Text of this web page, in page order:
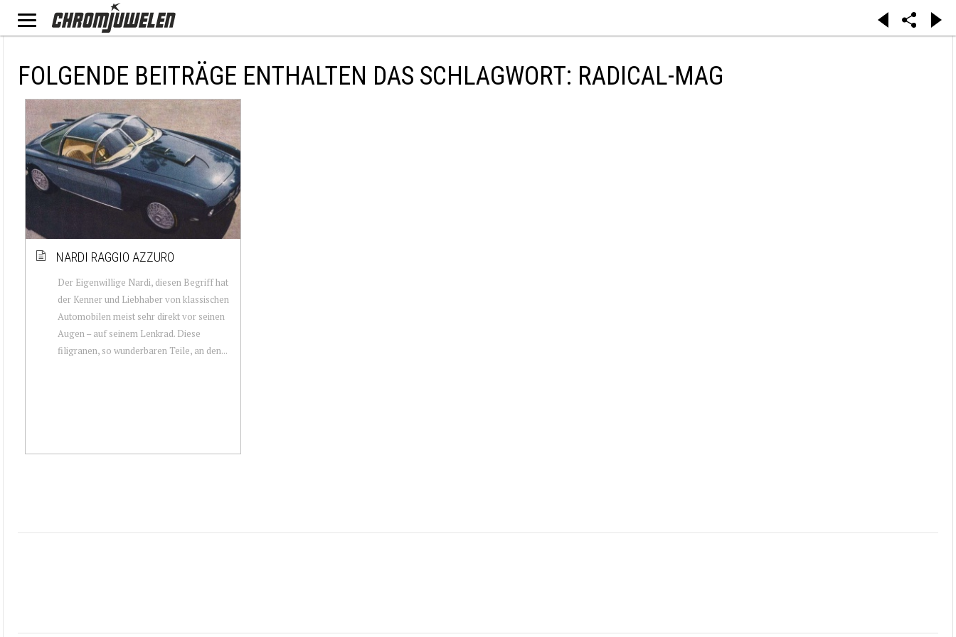
FOLGENDE BEITRÄGE ENTHALTEN DAS SCHLAGWORT: RADICAL-MAG
NARDI RAGGIO AZZURO
Der Eigenwillige Nardi, diesen Begriff hat
der Kenner und Liebhaber von klassischen
Automobilen meist sehr direkt vor seinen
Augen – auf seinem Lenkrad. Diese
filigranen, so wunderbaren Teile, an den...